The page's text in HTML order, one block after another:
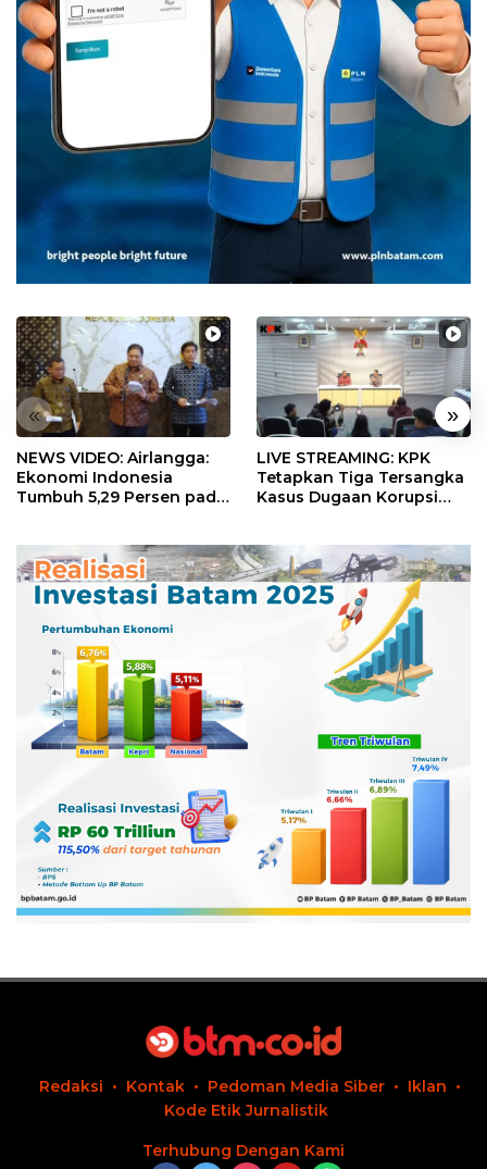
« »
NEWS VIDEO: Airlangga:
Ekonomi Indonesia
Tumbuh 5,29 Persen pada
LIVE STREAMING: KPK
Tetapkan Tiga Tersangka
Kasus Dugaan Korupsi
Redaksi Kontak Pedoman Media Siber
Iklan
Kode Etik Jurnalistik
Terhubung Dengan Kami